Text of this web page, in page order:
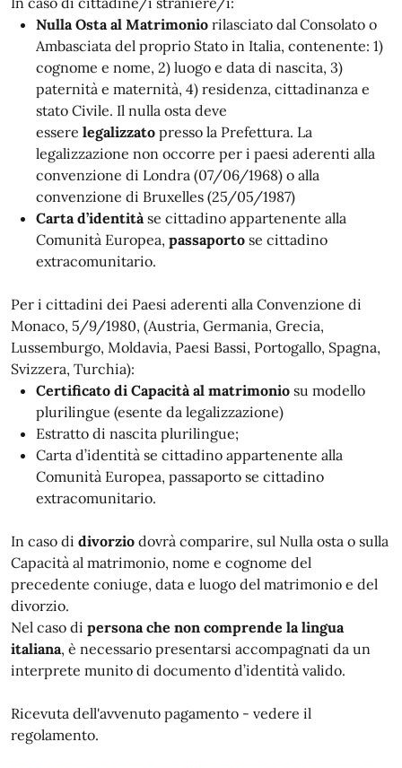
Nulla Osta al Matrimonio rilasciato dal Consolato o
Ambasciata del proprio Stato in Italia, contenente: 1)
cognome e nome, 2) luogo e data di nascita, 3)
paternità e maternità, 4) residenza, cittadinanza e
stato Civile. Il nulla osta deve
essere legalizzato presso la Prefettura. La
legalizzazione non occorre per i paesi aderenti alla
convenzione di Londra (07/06/1968) o alla
convenzione di Bruxelles (25/05/1987)
Carta d’identitàse cittadino appartenente alla
Comunità Europea, passaporto se cittadino
extracomunitario.
Per i cittadini dei Paesi aderenti alla Convenzione di
Monaco, 5/9/1980, (Austria, Germania, Grecia,
Lussemburgo, Moldavia, Paesi Bassi, Portogallo, Spagna,
Svizzera, Turchia):
Certificato di Capacità al matrimonio su modello
plurilingue (esente da legalizzazione)
Estratto di nascita plurilingue;
Carta d’identità se cittadino appartenente alla
Comunità Europea, passaporto se cittadino
extracomunitario.
In caso di divorzio dovrà comparire, sul Nulla osta o sulla
Capacità al matrimonio, nome e cognome del
precedente coniuge, data e luogo del matrimonio e del
divorzio.
Nel caso di persona che non comprende la lingua
italiana, è necessario presentarsi accompagnati da un
interprete munito di documento d’identità valido.
Ricevuta dell'avvenuto pagamento - vedere il
regolamento.